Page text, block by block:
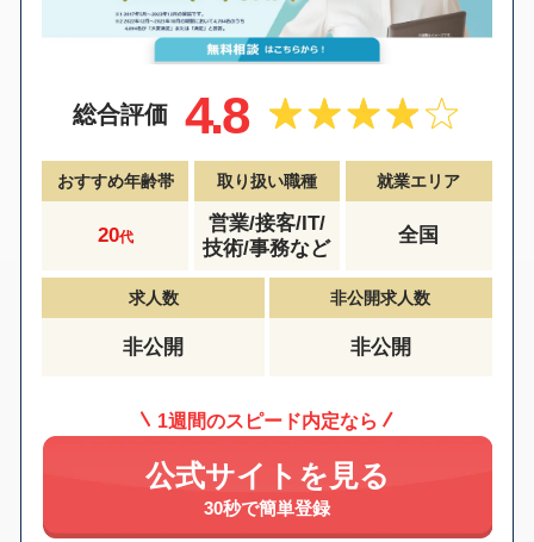
総合評価 4.8
おすすめ年齢帯
20代
取り扱い職種
営業/接客/IT/
技術/事務など
就業エリア
全国
求人数
非公開
非公開求人数
非公開
1週間のスピード内定なら
公式サイトを見る
30秒で簡単登録